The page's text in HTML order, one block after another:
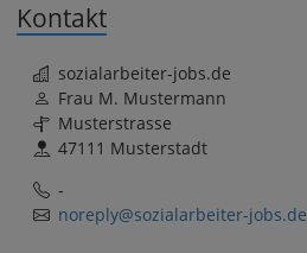
Kontakt
sozialarbeiter-jobs.de
Frau M. Mustermann
Musterstrasse
47111 Musterstadt
-
noreply@sozialarbeiter-jobs.de